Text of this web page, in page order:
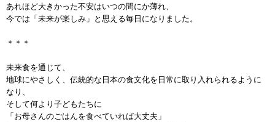
あれほど大きかった不安はいつの間にか薄れ、
今では「未来が楽しみ」と思える毎日になりました。
＊＊＊
未来食を通じて、
地球にやさしく、伝統的な日本の食文化を日常に取り入れられるように
なり、
そして何より子どもたちに
「お母さんのごはんを食べていれば大丈夫」